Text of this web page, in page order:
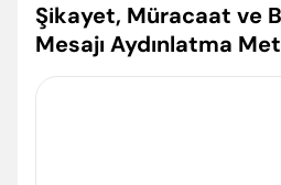
Şikayet, Müracaat ve
Mesajı Aydınlatma